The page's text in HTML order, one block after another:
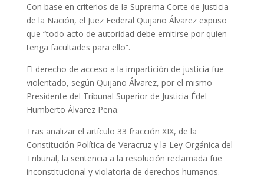
Con base en criterios de la Suprema Corte de Justicia
de la Nación, el Juez Federal Quijano Álvarez expuso
que “todo acto de autoridad debe emitirse por quien
tenga facultades para ello”.
El derecho de acceso a la impartición de justicia fue
violentado, según Quijano Álvarez, por el mismo
Presidente del Tribunal Superior de Justicia Édel
Humberto Álvarez Peña.
Tras analizar el artículo 33 fracción XIX, de la
Constitución Política de Veracruz y la Ley Orgánica del
Tribunal, la sentencia a la resolución reclamada fue
inconstitucional y violatoria de derechos humanos.